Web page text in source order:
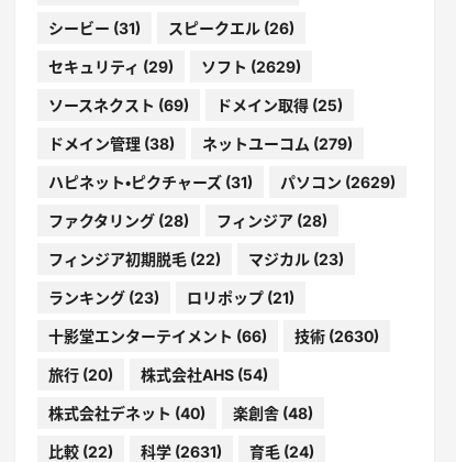
シービー (31) スピークエル(26)
セキュリティ (29) ソフト (2629)
ソースネクスト (69) ドメイン取得(25)
ドメイン管理(38) ネットユーコム (279)
ハピネット・ピクチャーズ(31) パソコン (2629)
ファクタリング(28) フィンジア(28)
フィンジア初期脱毛(22) マジカル(23)
ランキング(23) ロリポップ(21)
十影堂エンターテイメント (66) 技術(2630)
旅行(20) 株式会社AHS(54)
株式会社デネット (40) 楽創舎(48)
比較(22) 科学(2631) 育毛(24)